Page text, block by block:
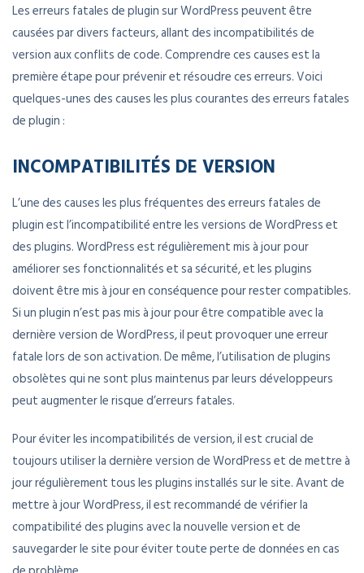
Les erreurs fatales de plugin sur WordPress peuvent être
causées par divers facteurs, allant des incompatibilités de
version aux conflits de code. Comprendre ces causes est la
première étape pour prévenir et résoudre ces erreurs. Voici
quelques-unes des causes les plus courantes des erreurs fatales
de plugin :
INCOMPATIBILITÉS DE VERSION
L’une des causes les plus fréquentes des erreurs fatales de
plugin est l’incompatibilité entre les versions de WordPress et
des plugins. WordPress est régulièrement mis à jour pour
améliorer ses fonctionnalités et sa sécurité, et les plugins
doivent être mis à jour en conséquence pour rester compatibles.
Si un plugin n’est pas mis à jour pour être compatible avec la
dernière version de WordPress, il peut provoquer une erreur
fatale lors de son activation. De même, l’utilisation de plugins
obsolètes qui ne sont plus maintenus par leurs développeurs
peut augmenter le risque d’erreurs fatales.
Pour éviter les incompatibilités de version, il est crucial de
toujours utiliser la dernière version de WordPress et de mettre à
jour régulièrement tous les plugins installés sur le site. Avant de
mettre à jour WordPress, il est recommandé de vérifier la
compatibilité des plugins avec la nouvelle version et de
sauvegarder le site pour éviter toute perte de données en cas